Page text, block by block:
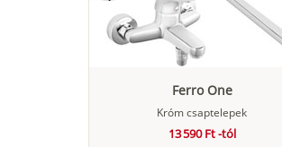
Ferro One
Króm csaptelepek
13 590 Ft -tól